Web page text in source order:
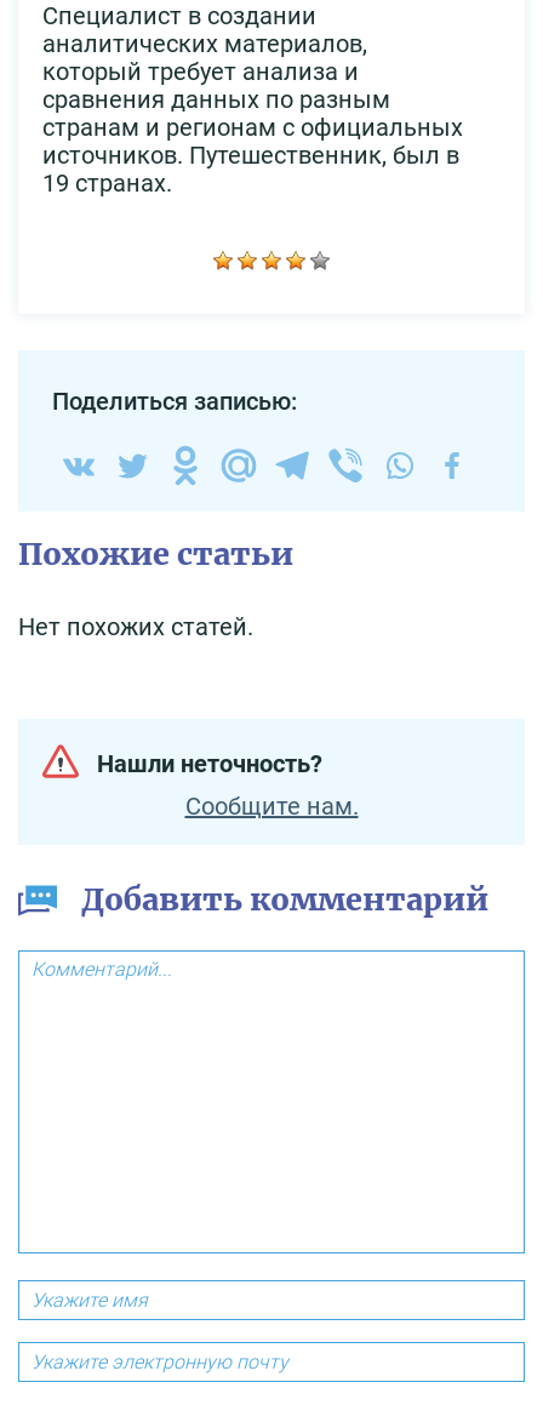
Специалист в создании
аналитических материалов,
который требует анализа и
сравнения данных по разным
странам и регионам с официальных
источников. Путешественник, был в
19 странах.
Поделиться записью:
Похожие статьи
Нет похожих статей.
Нашли неточность?
Сообщите нам.
Добавить комментарий